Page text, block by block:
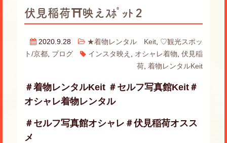
伏見稲荷⛩映えｽﾎﾟｯﾄ２
2020.9.28 ★着物レンタル Keit ♡観光スポッ
ト/京都 ブログ インスタ映え オシャレ着物 ,伏見稲
荷 ,着物レンタルKeit
＃着物レンタルKeit ＃セルフ写真館Keit＃
オシャレ着物レンタル
＃セルフ写真館オシャレ＃伏見稲荷オスス
メ